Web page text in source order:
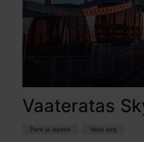
Vaateratas
Pere ja lapsed Vaba aeg